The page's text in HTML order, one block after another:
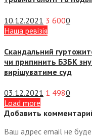
10.12.2021 3 6000
Наша ревізія
Скандальний
чи припинить БЗБК
вирішуватиме суд
03.12.2021 1 4980
Load more
Добавить
Ваш адрес email не